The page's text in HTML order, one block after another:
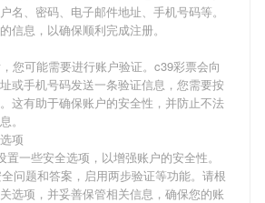
名、密码、电子邮件地址、手机号码等。
信息，以确保顺利完成注册。
您可能需要进行账户验证。 c39彩票会向
或手机号码发送一条验证信息，您需要按
这有助于确保账户的安全性，并防止不法
。
项
置一些安全选项，以增强账户的安全性。
问题和答案，启用两步验证等功能。请根
选项，并妥善保管相关信息，确保您的账